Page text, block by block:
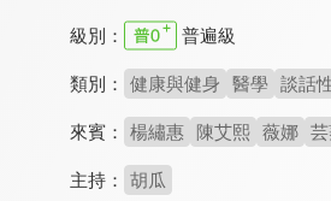
級別： 普遍級
類別： 健康與健身 醫學 談話
來賓： 楊繡惠 陳艾熙 薇娜
主持： 胡瓜